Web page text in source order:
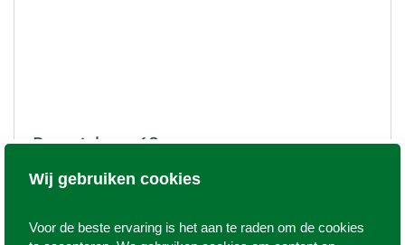
Wij gebruiken cookies
Voor de beste ervaring is het aan te raden om de cookies
Beatrixlaan 68
385.000 k.k.